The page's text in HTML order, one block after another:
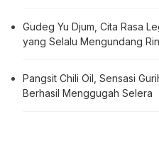
Gudeg Yu Djum, Cita Rasa
yang Selalu Mengundang
Pangsit Chili Oil, Sensasi
Berhasil Menggugah Selera